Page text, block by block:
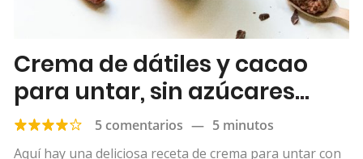
Crema de dátiles y cacao
para untar, sin azúcares
añadidos5 comentarios — 5 minutos
Aquí hay una deliciosa receta de crema para untar con